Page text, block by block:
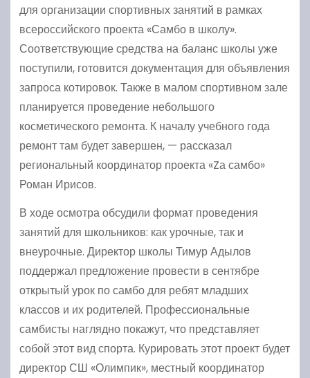
для организации спортивных занятий в рамках
всероссийского проекта «Самбо в школу».
Соответствующие средства на баланс школы уже
поступили, готовится документация для объявления
запроса котировок. Также в малом спортивном зале
планируется проведение небольшого
косметического ремонта. К началу учебного года
ремонт там будет завершен, — рассказал
региональный координатор проекта «Zа самбо»
Роман Ирисов.
В ходе осмотра обсудили формат проведения
занятий для школьников: как урочные, так и
внеурочные. Директор школы Тимур Адылов
поддержал предложение провести в сентябре
открытый урок по самбо для ребят младших
классов и их родителей. Профессиональные
самбисты наглядно покажут, что представляет
собой этот вид спорта. Курировать этот проект будет
директор СШ «Олимпик», местный координатор